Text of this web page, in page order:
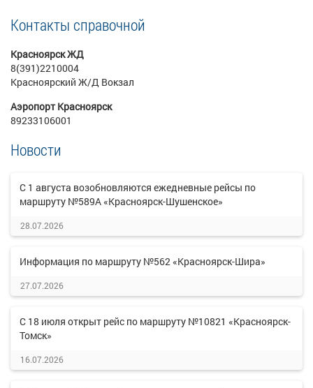
Контакты справочной
Красноярск ЖД
8(391)2210004
Красноярский Ж/Д Вокзал
Аэропорт Красноярск
89233106001
Новости
С 1 августа возобновляются ежедневные рейсы по
маршруту №589А «Красноярск-Шушенское»
28.07.2026
Информация по маршруту №562 «Красноярск-Шира»
27.07.2026
С 18 июля открыт рейс по маршруту №10821 «Красноярск-
Томск»
16.07.2026